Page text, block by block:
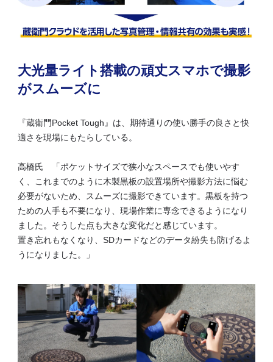
大光量ライト搭載の頑丈スマホで撮影
がスムーズに
『蔵衛門Pocket Tough』は、期待通りの使い勝手の良さと快
適さを現場にもたらしている。
高橋氏 「ポケットサイズで狭小なスペースでも使いやす
く、これまでのように木製黒板の設置場所や撮影方法に悩む
必要がないため、スムーズに撮影できています。黒板を持つ
ための人手も不要になり、現場作業に専念できるようになり
ました。そうした点も大きな変化だと感じています。
置き忘れもなくなり、SDカードなどのデータ紛失も防げるよ
うになりました。」